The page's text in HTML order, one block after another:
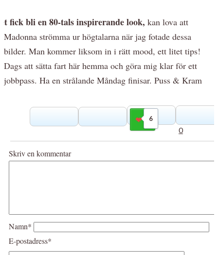
fick bli en 80-tals inspirerande look, kan lova att
Madonna strömma ur högtalarna när jag fotade dessa
bilder. Man kommer liksom in i rätt mood, ett litet tips!
Dags att sätta fart här hemma och göra mig klar för ett
jobbpass. Ha en strålande Måndag finisar. Puss & Kram
6
Gilla
0
Skriv en kommentar
Namn*
E-postadress*